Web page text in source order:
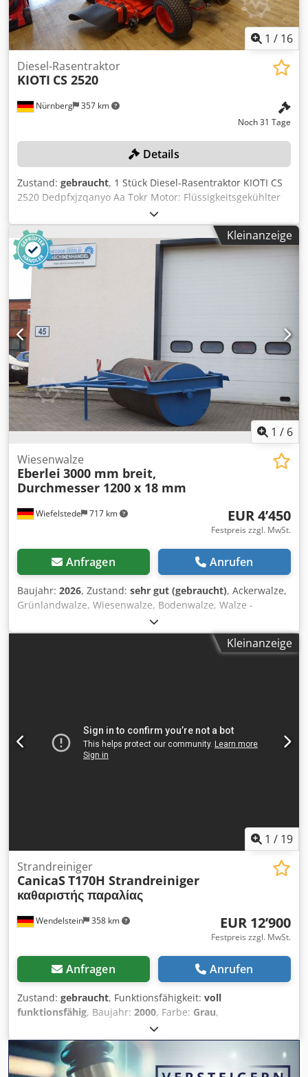
1 / 16
Nürnberg 357 km
Diesel-Rasentraktor
KIOTI CS 2520
Noch 31 Tage
Details
Zustand: gebraucht, 1 Stück Diesel-Rasentraktor KIOTI CS
2520 Dedpfxjzqanyo Aa Tokr Motor: Flüssigkeitsgekühlter
3-Zylinder KIOTI-Dieselmotor, Antrieb & Traktion:
zuschaltbarer Allradantrieb (4WD) inklusive mechanischer
Differenzialsperre hinten, Tankinhalt: 25,5 Liter Diesel,
Seriennummer: 047300068 Farbe: wie abgebildet, gemäß
Bildern und Besichtigung Zustand: neu
Kleinanzeige
1 / 6
Wiefelstede 717 km
Wiesenwalze
Eberlei 3000 mm breit,
Durchmesser 1200 x 18 mm
EUR 4’450
Festpreis zzgl. MwSt.
Anfragen Anrufen
Baujahr: 2026, Zustand: sehr gut (gebraucht), Ackerwalze,
Grünlandwalze, Wiesenwalze, Bodenwalze, Walze -
Wiesenwalze: Durchmesser: 1200 mm -Wanddicke des
Rohres: 18 mm Dkodpfx Ajtlzdbsa Tor -Ausstattung:
Wasserbefüllbar, mit Abstreifer, Warntafeln - Kleinanzeige
1 / 19
Wendelstein 358 km
Strandreiniger
CanicaST170H Strandreiniger
καθαριστής παραλίας
EUR 12’900
Festpreis zzgl. MwSt.
Anfragen Anrufen
Zustand: gebraucht, Funktionsfähigkeit: voll
funktionsfähig, Baujahr: 2000, Farbe: Grau,
, Gesamthöhe:
Gesamtlänge:5’520 mm, Gesamtbreite:2’540 mm,
Arbeitsbreite:
1’700 mm
, Strandreiniger: + CanicaS + Typ
T170 H + Antrieb für Band und Rechen über Zapfwelle (540